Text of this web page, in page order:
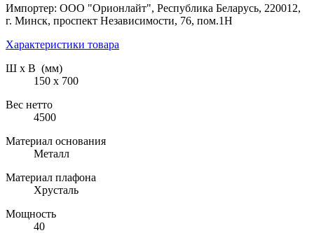
Импортер: ООО "Орионлайт", Республика Беларусь, 220012,
г. Минск, проспект Независимости, 76, пом.1Н
Характеристики товара
Ш х В (мм)
150 х 700
Вес нетто
4500
Материал основания
Металл
Материал плафона
Хрусталь
Мощность
40